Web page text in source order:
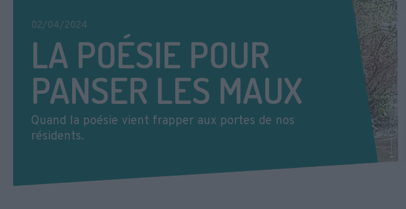
02/04/2024
LA POÉSIE POUR
PANSER LES MAUX
Quand la poésie vient frapper aux portes de nos
résidents.